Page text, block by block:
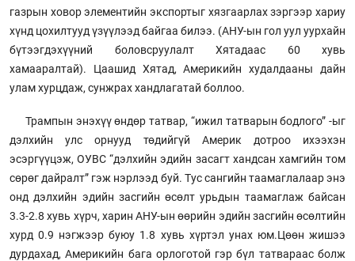
газрын ховор элементийн экспортыг хязгаарлах зэргээр хариу
хүнд цохилтууд үзүүлээд байгаа билээ. (АНУ-ын гол уул уурхайн
бүтээгдэхүүний боловсруулалт Хятадаас 60 хувь
хамааралтай). Цаашид Хятад, Америкийн худалдааны дайн
улам хурцдаж, сунжрах хандлагатай боллоо.
Трампын энэхүү өндөр татвар, “ижил татварын бодлого” -ыг
дэлхийн улс орнууд төдийгүй Америк дотроо ихээхэн
эсэргүүцэж, ОУВС “дэлхийн эдийн засагт хандсан хамгийн том
сөрөг дайралт” гэж нэрлээд буй. Тус сангийн таамаглалаар энэ
онд дэлхийн эдийн засгийн өсөлт урьдын таамаглаж байсан
3.3-2.8 хувь хүрч, харин АНУ-ын өөрийн эдийн засгийн өсөлтийн
хурд 0.9 нэгжээр буюу 1.8 хувь хүртэл унах юм.Цөөн жишээ
дурдахад, Америкийн бага орлоготой гэр бүл татвараас болж